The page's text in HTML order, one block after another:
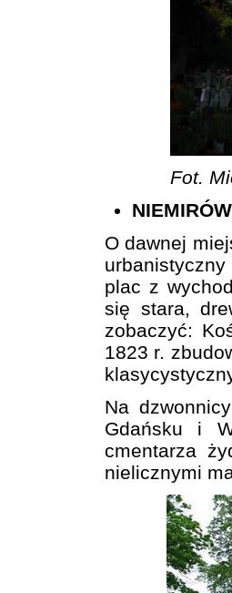
Fot.
NIEMIRÓW
O dawnej
plac z
się stara,
zobaczyć:
1823 r.
Na
Gdańsku i
cmentarza
nielicznymi